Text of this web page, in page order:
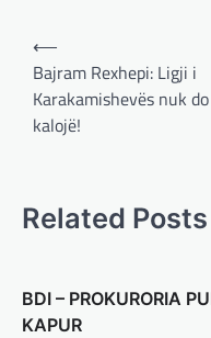
Post
navigation
⟵
Bajram Rexhepi: Ligji i
Karakamishevës nuk
kalojë!
Related Posts
BDI – PROKURORIA
KAPUR
është
BOTA,